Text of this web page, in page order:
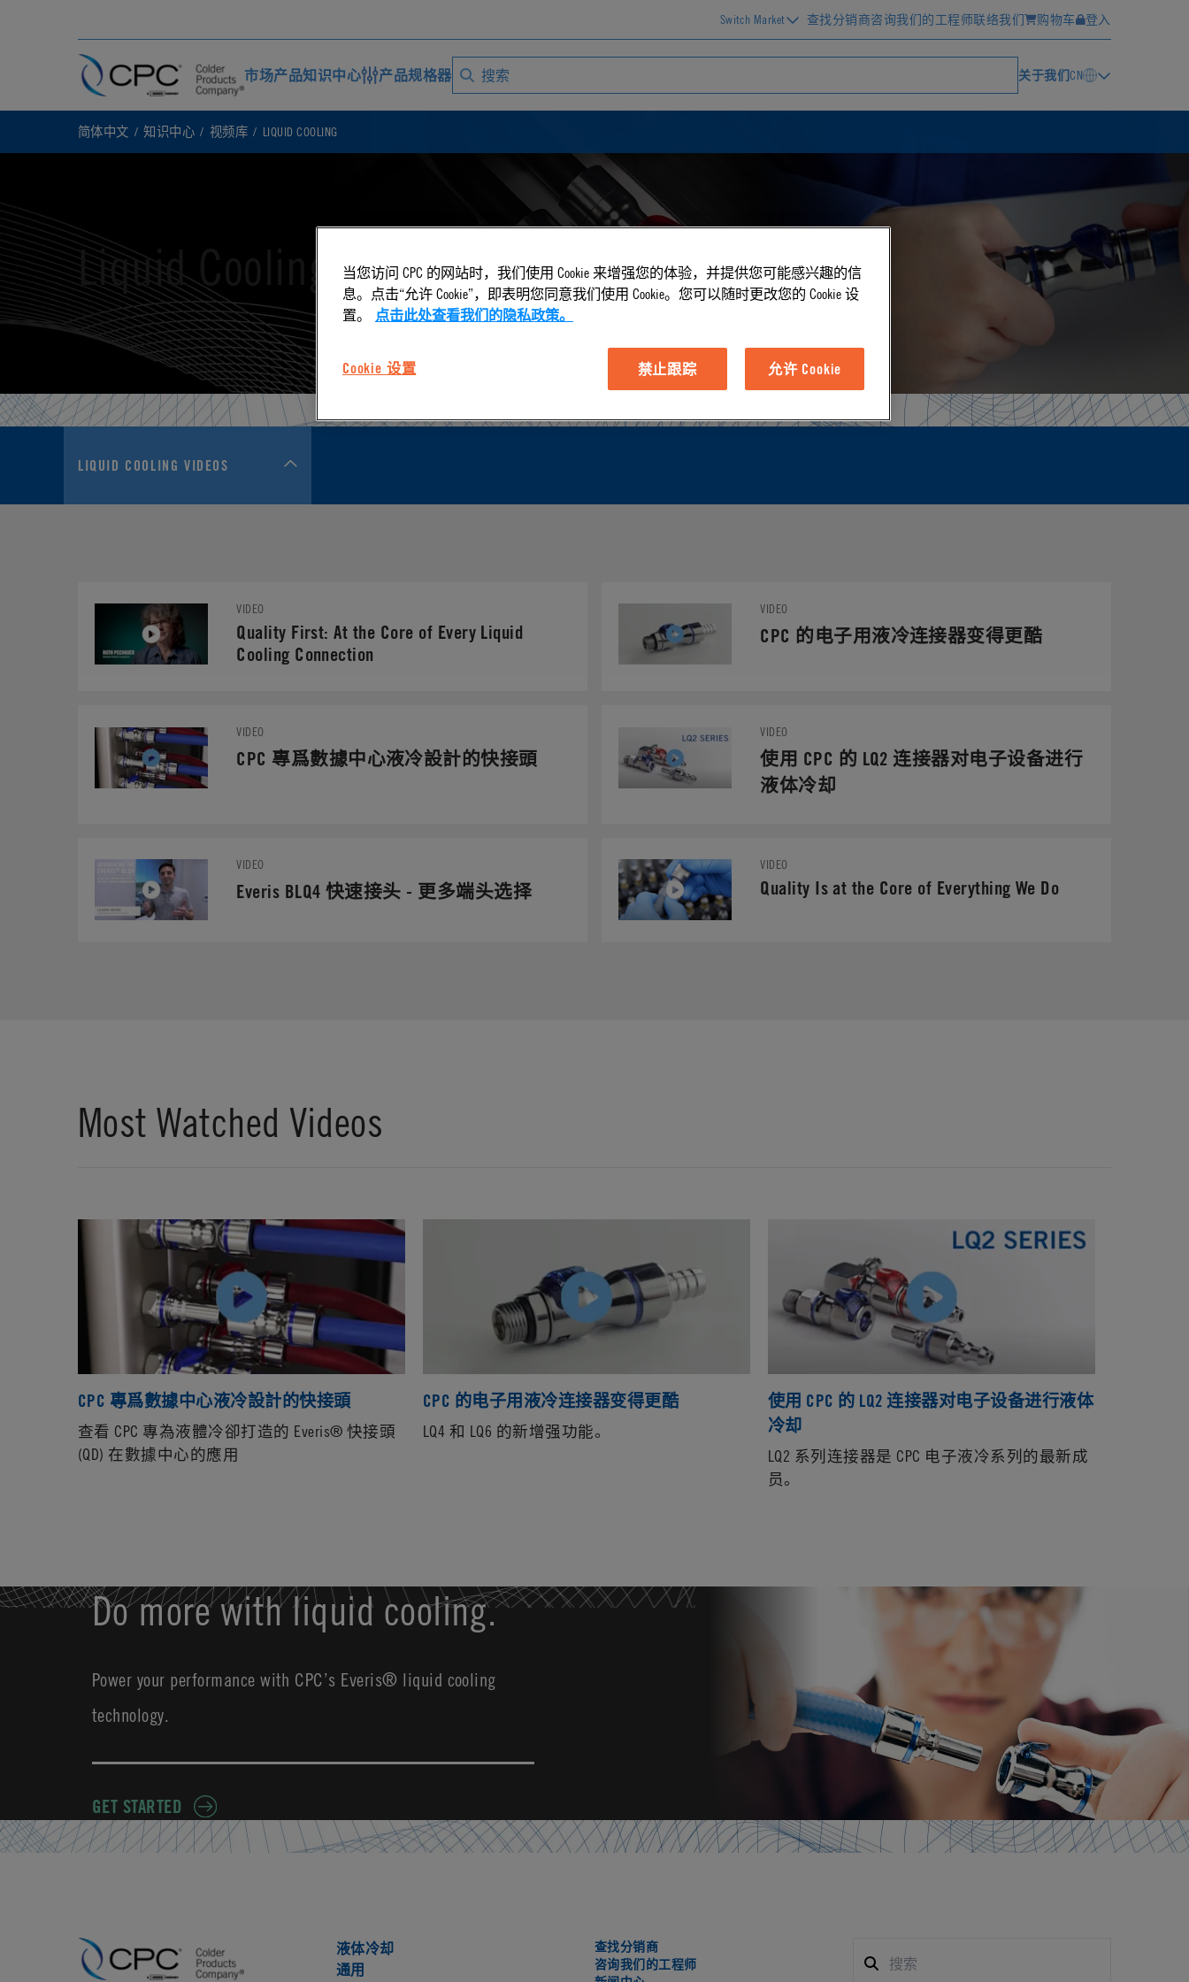
Switch Market 查找分销商咨询我们的工程师联络我们 购物车 登入
市场产品知识中心 产品规格器 关于我们CN
简体中文 知识中心 视频库 LIQUID COOLING
Liquid Cooling Videos
LIQUID COOLING VIDEOS
VIDEO
Quality First: At the Core of Every Liquid
Cooling Connection
VIDEO
CPC 專爲數據中心液冷設計的快接頭
VIDEO
Everis BLQ4 快速接头 - 更多端头选择
VIDEO
CPC 的电子用液冷连接器变得更酷
VIDEO
使用 CPC 的 LQ2 连接器对电子设备进行
液体冷却
VIDEO
Quality Is at the Core of Everything We Do
Most Watched Videos
CPC 專爲數據中心液冷設計的快接頭
查看 CPC 專為液體冷卻打造的 Everis®️ 快接頭
(QD) 在數據中心的應用
CPC 的电子用液冷连接器变得更酷
LQ4 和 LQ6 的新增强功能。
使用 CPC 的 LQ2 连接器对电子设备进行液体
冷却
LQ2 系列连接器是 CPC 电子液冷系列的最新成
员。
Do more with liquid cooling.
Power your performance with CPC’s Everis® liquid cooling
technology.
GET STARTED
液体冷却
通用
查找分销商
咨询我们的工程师
当您访问 CPC 的网站时，我们使用 Cookie 来增强您的体验，并提供您可能感兴趣的信
息。点击“允许 Cookie”，即表明您同意我们使用 Cookie。您可以随时更改您的 Cookie 设
置。
点击此处查看我们的隐私政策。
Cookie 设置 禁止跟踪 允许 Cookie